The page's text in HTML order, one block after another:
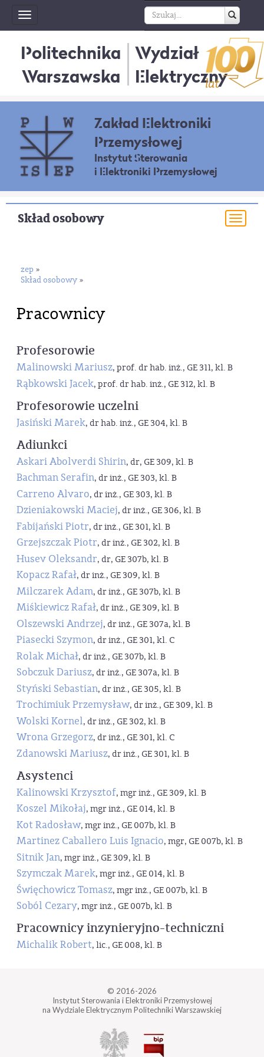
Toggle
navigation
Politechnika
Warszawska
Wydział
Elektryczny
Zakład Elektroniki
Przemysłowej
Instytut Sterowania
i Elektroniki Przemysłowej
Skład osobowy
zep »
Skład osobowy »
Pracownicy
Profesorowie
Malinowski Mariusz, prof. dr hab. inż., GE 311, kl. B
Rąbkowski Jacek, prof. dr hab. inż., GE 312, kl. B
Profesorowie uczelni
Jasiński Marek, dr hab. inż., GE 304, kl. B
Adiunkci
Askari Abolverdi Shirin, dr, GE 309, kl. B
Bachman Serafin, dr inż., GE 303, kl. B
Carreno Alvaro, dr inż., GE 303, kl. B
Dzieniakowski Maciej, dr inż., GE 306, kl. B
Fabijański Piotr, dr inż., GE 301, kl. B
Grzejszczak Piotr, dr inż., GE 302, kl. B
Husev Oleksandr, dr, GE 307b, kl. B
Kopacz Rafał, dr inż., GE 309, kl. B
Milczarek Adam, dr inż., GE 307b, kl. B
Miśkiewicz Rafał, dr inż., GE 309, kl. B
Olszewski Andrzej, dr inż., GE 307a, kl. B
Piasecki Szymon, dr inż., GE 301, kl. C
Rolak Michał, dr inż., GE 307b, kl. B
Sobczuk Dariusz, dr inż., GE 307a, kl. B
Styński Sebastian, dr inż., GE 305, kl. B
Trochimiuk Przemysław, dr inż., GE 309, kl. B
Wolski Kornel, dr inż., GE 302, kl. B
Wrona Grzegorz, dr inż., GE 301, kl. C
Zdanowski Mariusz, dr inż., GE 301, kl. B
Asystenci
Kalinowski Krzysztof, mgr inż., GE 309, kl. B
Koszel Mikołaj, mgr inż., GE 014, kl. B
Kot Radosław, mgr inż., GE 007b, kl. B
Martinez Caballero Luis Ignacio, mgr, GE 007b, kl. B
Sitnik Jan, mgr inż., GE 309, kl. B
Szymczak Marek, mgr inż., GE 014, kl. B
Święchowicz Tomasz, mgr inż., GE 007b, kl. B
Soból Cezary, mgr inż., GE 007b, kl. B
Pracownicy inzynieryjno-techniczni
Michalik Robert, lic., GE 008, kl. B
© 2016-2026
Instytut Sterowania i Elektroniki Przemysłowej
na Wydziale Elektrycznym Politechniki Warszawskiej